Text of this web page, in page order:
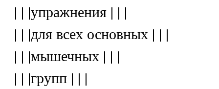
| | |упражнения | | |
| | |для всех основных | | |
| | |мышечных | | |
| | |групп | | |